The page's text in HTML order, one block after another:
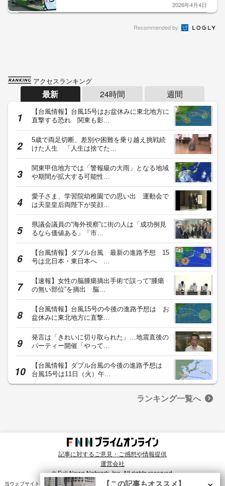
2026年4月4日
Recommended by
アクセスランキング
最新 24時間 週間
【台風情報】台風15号はお盆休みに東北地方に
直撃する恐れ 関東も影…
5歳で両足切断、差別や困難を乗り越え挑戦続
けた人生 「人生は捨てた…
関東甲信地方では「警報級の大雨」となる地域
や期間が拡大する可能性…
愛子さま、学習院幼稚園での思い出 運動会で
は天皇皇后両陛下が笑顔…
県議会議員の“海外視察”に街の人は「成功例見
るなら価値ある」「市…
【台風情報】ダブル台風 最新の進路予想 15
号は北日本・東日本へ …
【速報】女性の脳腫瘍摘出手術で誤って“腫瘍
の無い部位”を摘出 脳…
【台風情報】台風15号の今後の進路予想は お
盆休みに東北地方に直撃…
発言は「きれいに切り取られた」…地震直後の
パーティー開催「やって…
【台風情報】ダブル台風の今後の進路予想は
台風15号は11日（火）午…
ランキング一覧へ
記事に対するご意見・ご感想や情報提供
運営会社
© Fuji News Network, Inc. All rights reserved.
当ウェブサイトでは、ユーザのニーズ・興味・関⼼に合致したコンテンツや広告配信を提供する
【この記事もオススメ】